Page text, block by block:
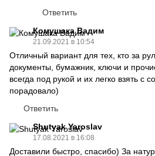
Ответить
Комушака Вадим
21.09.2021 в 10:54
Отличный вариант для тех, кто за
документы, бумажник, ключи и
всегда под рукой и их легко взять с
порадовало)
Ответить
Shutyak Yaroslav
17.08.2021 в 16:08
Доставили быстро, спасибо) За